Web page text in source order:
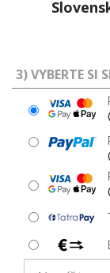
3) VYBERTE SI